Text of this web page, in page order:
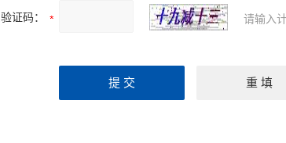
验证码： 请输入